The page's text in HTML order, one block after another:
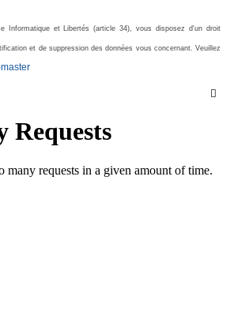
Informatique et Libertés (article 34), vous disposez d'un droit
et de suppression des données vous concernant. Veuillez
